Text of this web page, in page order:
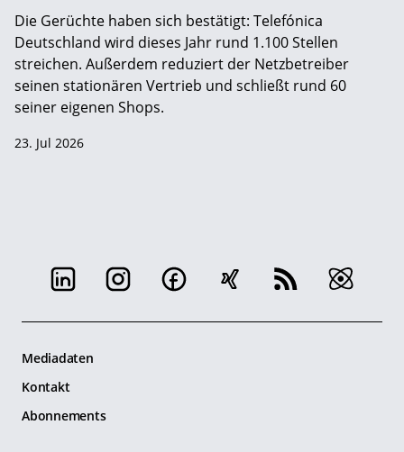
Die Gerüchte haben sich bestätigt: Telefónica
Deutschland wird dieses Jahr rund 1.100 Stellen
streichen. Außerdem reduziert der Netzbetreiber
seinen stationären Vertrieb und schließt rund 60
seiner eigenen Shops.
23. Jul 2026
Mediadaten
Kontakt
Abonnements